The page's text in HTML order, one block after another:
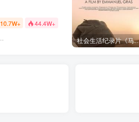
10.7W+ 44.4W+
社会生活纪录片《马